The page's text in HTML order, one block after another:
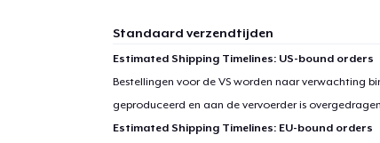
Standaard verzendtijden
Estimated Shipping Timelines: US-bound orders
Bestellingen voor de VS worden naar verwachting
geproduceerd en aan de vervoerder is
Estimated Shipping Timelines: EU-bound orders